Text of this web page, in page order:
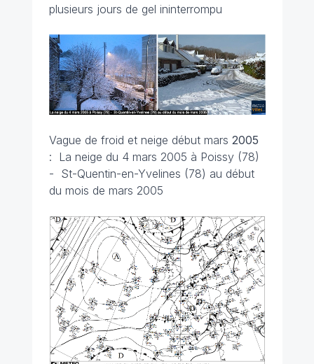
plusieurs jours de gel ininterrompu
Vague de froid et neige début mars 2005
: La neige du 4 mars 2005 à Poissy (78)
- St-Quentin-en-Yvelines (78) au début
du mois de mars 2005